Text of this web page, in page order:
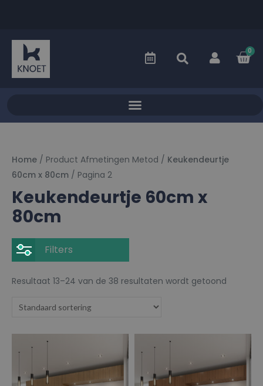
0
Home / Product Afmetingen Metod / Keukendeurtje
60cm x 80cm / Pagina 2
Keukendeurtje 60cm x
80cm
Filters
Resultaat 13–24 van de 38 resultaten wordt getoond